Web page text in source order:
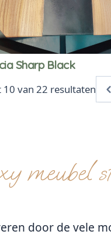
Sharp Black
10 van 22 resultaten
meubel
door de vele